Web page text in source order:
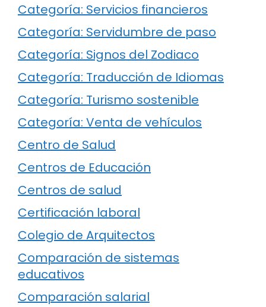
Categoría: Servicios financieros
Categoría: Servidumbre de paso
Categoría: Signos del Zodiaco
Categoría: Traducción de Idiomas
Categoría: Turismo sostenible
Categoría: Venta de vehículos
Centro de Salud
Centros de Educación
Centros de salud
Certificación laboral
Colegio de Arquitectos
Comparación de sistemas
educativos
Comparación salarial